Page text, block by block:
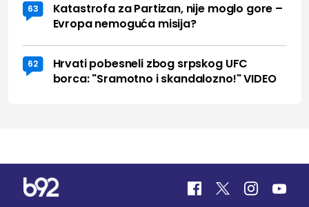
63
Katastrofa za Partizan, nije moglo gore –
Evropa nemoguća misija?
62
Hrvati pobesneli zbog srpskog UFC
borca: "Sramotno i skandalozno!" VIDEO